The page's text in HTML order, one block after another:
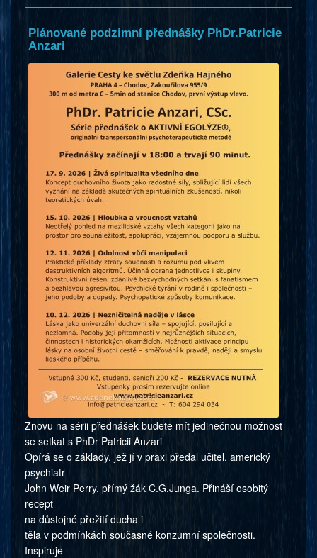
Plánované podzimní přednášky PhDr.Patricie
Anzari
Znovu na sérii přednášek budete mít jedinečnou možnost
se setkat s PhDr Patricii Anzari
Opírá se o základy, jež jí v praxi předal učitel, americký
psychiatr
John Weir Perry, přímý žák C.G.Junga. Přináší osobitý
recept
na důstojné přežití ducha i
těla v podmínkách současné konzumní společnosti.
Inspiruje